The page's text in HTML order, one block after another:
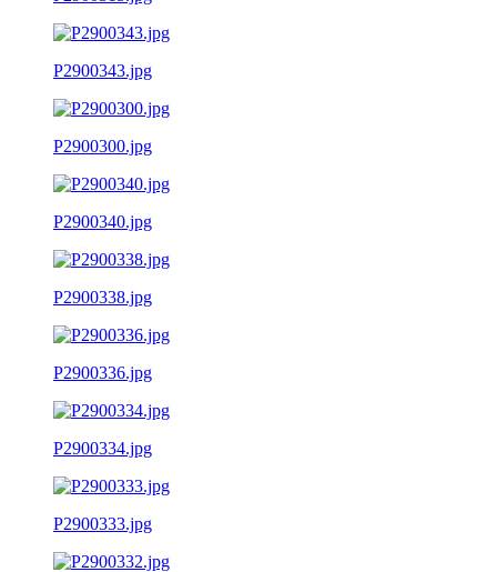
P2900343.jpg
P2900300.jpg
P2900340.jpg
P2900338.jpg
P2900336.jpg
P2900334.jpg
P2900333.jpg